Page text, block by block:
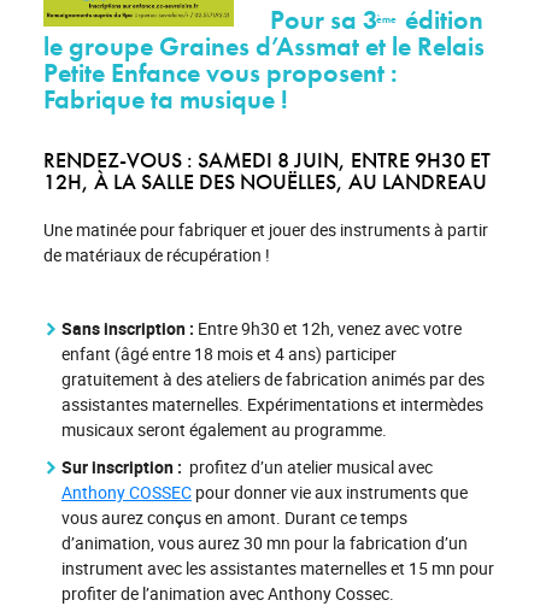
Pour sa 3ème édition
le groupe Graines d’Assmat et le Relais
Petite Enfance vous proposent :
Fabrique ta musique !
RENDEZ-VOUS : SAMEDI 8 JUIN, ENTRE 9H30 ET
12H, À LA SALLE DES NOUËLLES, AU LANDREAU
Une matinée pour fabriquer et jouer des instruments à partir
de matériaux de récupération !
Sans inscription : Entre 9h30 et 12h, venez avec votre
enfant (âgé entre 18 mois et 4 ans) participer
gratuitement à des ateliers de fabrication animés par des
assistantes maternelles. Expérimentations et intermèdes
musicaux seront également au programme.
Sur inscription : profitez d’un atelier musical avec
Anthony COSSECpour donner vie aux instruments que
vous aurez conçus en amont. Durant ce temps
d’animation, vous aurez 30 mn pour la fabrication d’un
instrument avec les assistantes maternelles et 15 mn pour
profiter de l’animation avec Anthony Cossec.